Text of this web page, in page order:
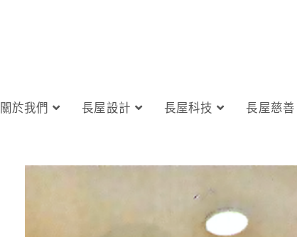
關於我們 長屋設計 長屋科技 長屋慈善